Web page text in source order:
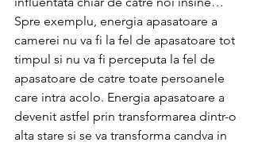
Spre exemplu, energia apasatoare a
camerei nu va fi la fel de apasatoare tot
timpul si nu va fi perceputa la fel de
apasatoare de catre toate persoanele
care intra acolo. Energia apasatoare a
devenit astfel prin transformarea dintr-o
alta stare si se va transforma candva in